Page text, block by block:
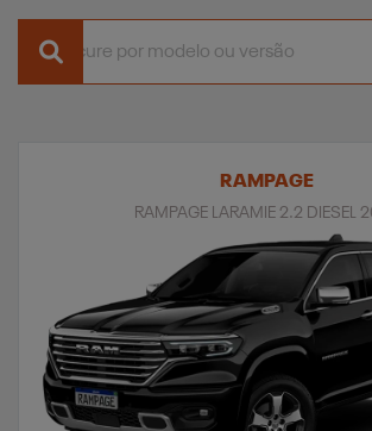
RAMPAGE
RAMPAGE LARAMIE 2.2 DIESEL